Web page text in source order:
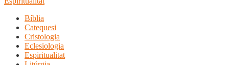
Bíblia
Catequesi
Cristologia
Eclesiologia
Espiritualitat